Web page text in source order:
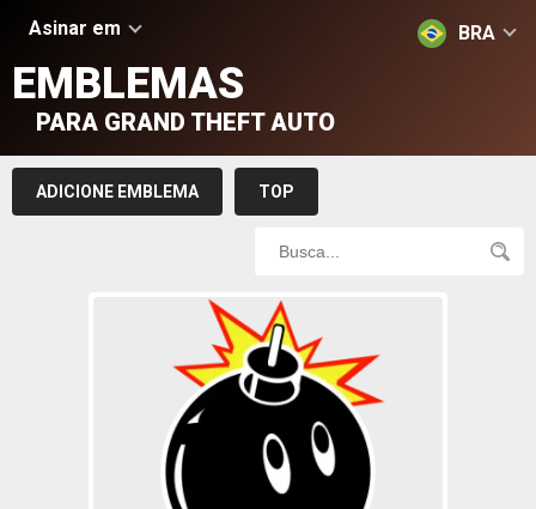
Asinar em BRA
EMBLEMAS
PARA GRAND THEFT AUTO
ADICIONE EMBLEMA TOP